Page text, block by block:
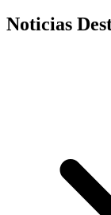
Noticias